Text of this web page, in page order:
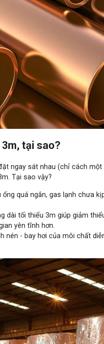
tại sao?
ngay sát nhau (chỉ cách
Tại sao vậy?
quá ngắn, gas lạnh chưa
dài tối thiểu 3m giúp giảm
yên tĩnh hơn.
nén - bay hơi của môi chất